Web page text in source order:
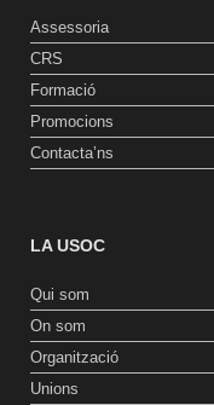
Assessoria
CRS
Formació
Promocions
Contacta’ns
LA USOC
Qui som
On som
Organització
Unions